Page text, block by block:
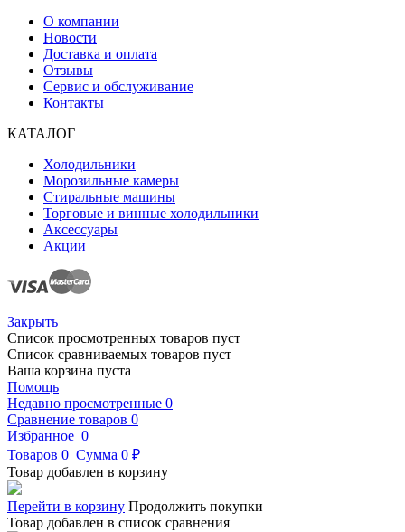
О компании
Новости
Доставка и оплата
Отзывы
Сервис и обслуживание
Контакты
КАТАЛОГ
Холодильники
Морозильные камеры
Стиральные машины
Торговые и винные холодильники
Аксессуары
Акции
Закрыть
Список просмотренных товаров пуст
Список сравниваемых товаров пуст
Ваша корзина пуста
Помощь
Недавно просмотренные 0
Сравнение товаров 0
Избранное 0
Товаров 0 Сумма 0 ₽
Товар добавлен в корзину
Перейти в корзину Продолжить покупки
Товар добавлен в список сравнения